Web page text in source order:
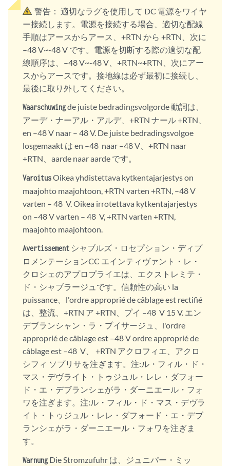
警告： 適切なラグを使用して DC 電源をワイヤ
ー接続します。電源を接続する場合、適切な配線
手順はアースからアース、+RTN から +RTN、次に
–48 V~-48 V です。電源を切断する際の適切な配
線順序は、–48 V~-48 V、+RTN~+RTN、次にアー
スからアースです。接地線は必ず最初に接続し、
最後に取り外してください。
Waarschuwingde juiste bedradingsvolgorde 動詞は、
アーデ・ナーアル・アルデ、+RTN ナール +RTN、
en –48 V naar – 48 V. De juiste bedradingsvolgoe
losgemaakt は en –48 naar –48 V、+RTN naar
+RTN、aarde naar aarde です。
VaroitusOikea yhdistettava kytkentajarjestys on
maajohto maajohtoon, +RTN varten +RTN, –48 V
varten – 48 V. Oikea irrotettava kytkentajarjestys
on –48 V varten – 48 V, +RTN varten +RTN,
maajohto maajohtoon.
Avertissement シャブルズ・ロセプション・ディプ
ロメンテーションCC エインティヴァント・レ・
クロシェのアプロプライエは、エクストレミテ・
ド・シャブラージュです。信頼性の高い la
puissance、l'ordre approprié de câblage est rectifié
は、整流、+RTN ア +RTN、プイ –48 V 15 V. エン
デブランシャン・ラ・プイサージュ、l'ordre
approprié de câblage est –48 V ordre approprié de
câblage est –48 V、 +RTN アクロフィエ、アクロ
シフィ ソプリサを注ぎます。注:ル・フィル・ド・
マス・デヴライト・トゥジュル・レレ・ダフォー
ド・エ・デブランシェがラ・ダーニエール・フォ
ワを注ぎます。注:ル・フィル・ド・マス・デヴラ
イト・トゥジュル・レレ・ダフォード・エ・デブ
ランシェがラ・ダーニエール・フォワを注ぎま
す。
WarnungDie Stromzufuhr は、ジュニパー・ミッ